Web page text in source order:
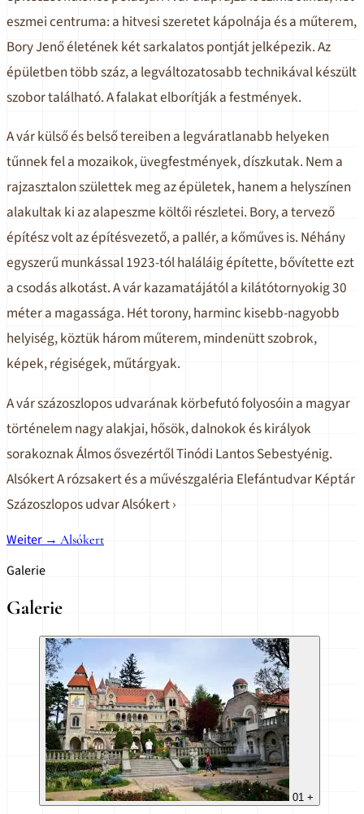
eszmei centruma: a hitvesi szeretet kápolnája és a műterem,
Bory Jenő életének két sarkalatos pontját jelképezik. Az
épületben több száz, a legváltozatosabb technikával készült
szobor található. A falakat elborítják a festmények.
A vár külső és belső tereiben a legváratlanabb helyeken
tűnnek fel a mozaikok, üvegfestmények, díszkutak. Nem a
rajzasztalon születtek meg az épületek, hanem a helyszínen
alakultak ki az alapeszme költői részletei. Bory, a tervező
építész volt az építésvezető, a pallér, a kőműves is. Néhány
egyszerű munkással 1923-tól haláláig építette, bővítette ezt
a csodás alkotást. A vár kazamatájától a kilátótornyokig 30
méter a magassága. Hét torony, harminc kisebb-nagyobb
helyiség, köztük három műterem, mindenütt szobrok,
képek, régiségek, műtárgyak.
A vár százoszlopos udvarának körbefutó folyosóin a magyar
történelem nagy alakjai, hősök, dalnokok és királyok
sorakoznak Álmos ősvezértől Tinódi Lantos Sebestyénig.
Alsókert A rózsakert és a művészgaléria Elefántudvar Képtár
Százoszlopos udvar Alsókert ›
Weiter → Alsókert
Galerie
Galerie
01 +